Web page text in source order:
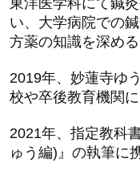
東洋医学科にて鍼
い、大学病院での
方薬の知識を深める
2019年、妙蓮寺ゆ
校や卒後教育機関
2021年、指定教科
ゅう編)』の執筆に